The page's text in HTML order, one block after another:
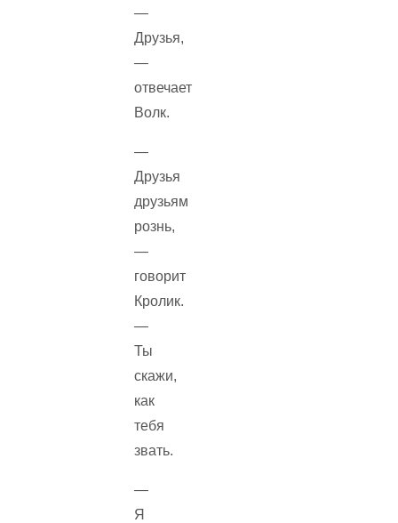
—
Друзья,
—
отвечает
Волк.
—
Друзья
друзьям
рознь,
—
говорит
Кролик.
—
Ты
скажи,
как
тебя
звать.
—
Я